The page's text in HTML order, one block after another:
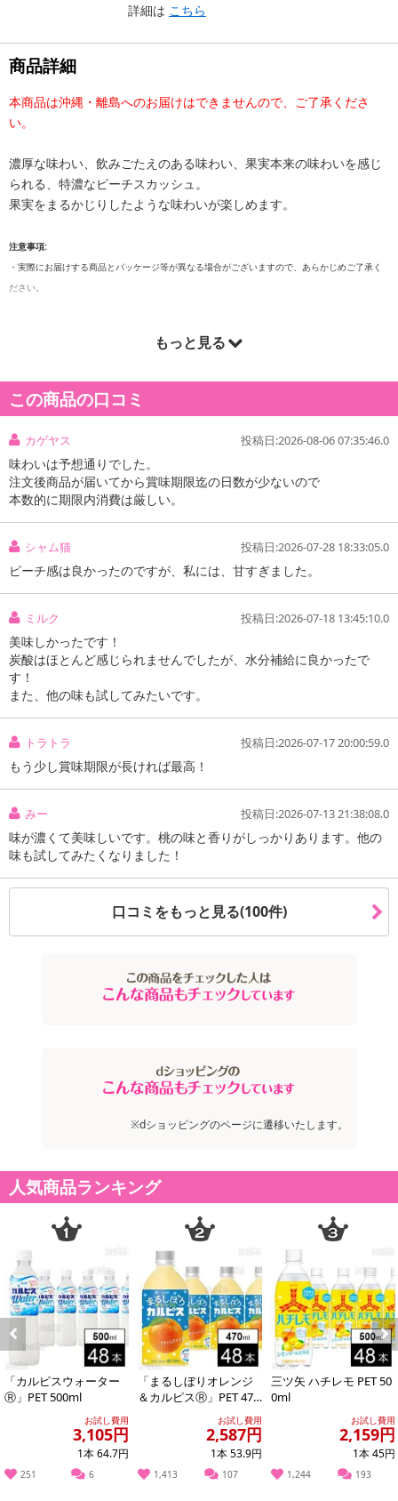
詳細は こちら
商品詳細
本商品は沖縄・離島へのお届けはできませんので、ご了承くださ
い。
濃厚な味わい、飲みごたえのある味わい、果実本来の味わいを感じ
られる、特濃なピーチスカッシュ。
果実をまるかじりしたような味わいが楽しめます。
注意事項:
・実際にお届けする商品とパッケージ等が異なる場合がございますので、あらかじめご了承く
ださい。
注意事項
お申込みの際は 「商品情報」に記載されている「注意事項」を
必ずご確認ください。
【キャンセルについて】
※お申込み後のキャンセルはお受けできません。
記載されている内容を必ずご確認いただき、お届けする商品セット
にご納得いただきましたうえでお申し込みください。
※パッケージ変更や商品リニューアル(成分など含む)等により、参考
の掲載画像や画像内のバーコードなど、お届け商品と多少異なる場
合がございます。
また、[新たな加工食品の原料原産地表示制度]の経過措置期間の終
あらかじめご了承いただいた上でお申込みください。なお、本理由
【お支払いについて】
【発送・お届け・商品について】
※会員様のご都合でお受取りいただけない場合、商品の再発送や返
金はいたしかねます。
また、お届け日時のご指定は、お受けできません。宅配業者からの
不在票にてご対応ください。
※発送予定日は前後する場合がございます。また商品によって発送
日が異なります。
※dショッピングサンプル百貨店よりお届けする商品は、ご利用いた
だいた後のご感想をいただくことを目的としており、転売等は固く
禁じます。
転売等、目的以外での利用が確認された場合は、サービス利用を停
止させていただきます。
発送日カレンダー
もっと見る
この商品の口コミ
カゲヤス 投稿日:2026-08-06 07:35:46.0
味わいは予想通りでした。
注文後商品が届いてから賞味期限迄の日数が少ないので
本数的に期限内消費は厳しい。
シャム猫 投稿日:2026-07-28 18:33:05.0
ピーチ感は良かったのですが、私には、甘すぎました。
ミルク 投稿日:2026-07-18 13:45:10.0
美味しかったです！
炭酸はほとんど感じられませんでしたが、水分補給に良かったで
す！
また、他の味も試してみたいです。
トラトラ 投稿日:2026-07-17 20:00:59.0
もう少し賞味期限が長ければ最高！
みー 投稿日:2026-07-13 21:38:08.0
味が濃くて美味しいです。桃の味と香りがしっかりあります。他の
味も試してみたくなりました！
口コミをもっと見る(100件)
※dショッピングのページに遷移いたします。
人気商品ランキング
Previous
「カルピスウォーター
Ⓡ」PET 500ml
お試し費用
3,105円
1本 64.7円
251 6
「まるしぼりオレンジ
＆カルピスⓇ」PET 470
お試し費用
2,587円
1本 53.9円
1,413 107
三ツ矢 ハチレモ PET 50
0ml
お試し費用
2,159円
1本 45円
1,244 193
Next